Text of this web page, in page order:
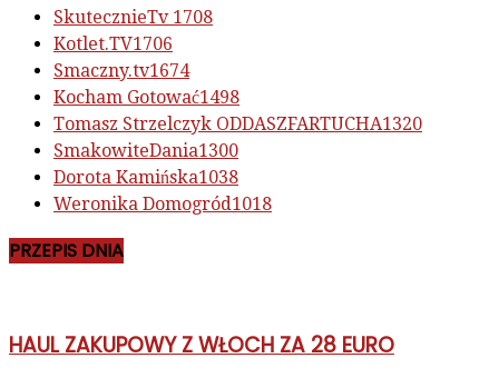
SkutecznieTv 1708
Kotlet.TV1706
Smaczny.tv1674
Kocham Gotować1498
Tomasz Strzelczyk ODDASZFARTUCHA1320
SmakowiteDania1300
Dorota Kamińska1038
Weronika Domogród1018
PRZEPIS DNIA
HAUL ZAKUPOWY Z WŁOCH ZA 28 EURO